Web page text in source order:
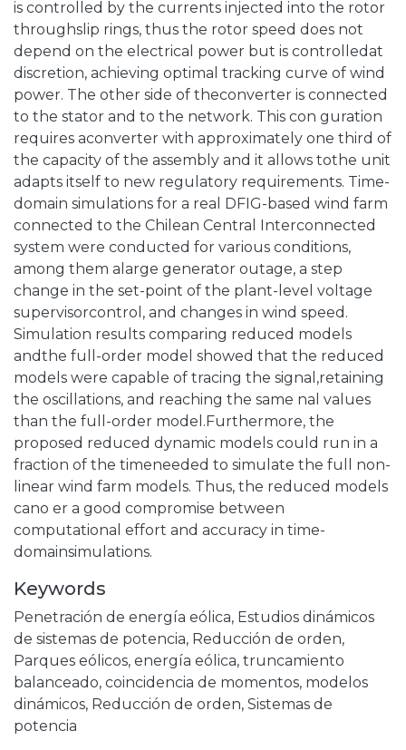
is controlled by the currents injected into the rotor
throughslip rings, thus the rotor speed does not
depend on the electrical power but is controlledat
discretion, achieving optimal tracking curve of wind
power. The other side of theconverter is connected
to the stator and to the network. This con guration
requires aconverter with approximately one third of
the capacity of the assembly and it allows tothe unit
adapts itself to new regulatory requirements. Time-
domain simulations for a real DFIG-based wind farm
connected to the Chilean Central Interconnected
system were conducted for various conditions,
among them alarge generator outage, a step
change in the set-point of the plant-level voltage
supervisorcontrol, and changes in wind speed.
Simulation results comparing reduced models
andthe full-order model showed that the reduced
models were capable of tracing the signal,retaining
the oscillations, and reaching the same nal values
than the full-order model.Furthermore, the
proposed reduced dynamic models could run in a
fraction of the timeneeded to simulate the full non-
linear wind farm models. Thus, the reduced models
cano er a good compromise between
computational effort and accuracy in time-
domainsimulations.
Keywords
Penetración de energía eólica, Estudios dinámicos
de sistemas de potencia, Reducción de orden,
Parques eólicos, energía eólica, truncamiento
balanceado, coincidencia de momentos, modelos
dinámicos, Reducción de orden, Sistemas de
potencia